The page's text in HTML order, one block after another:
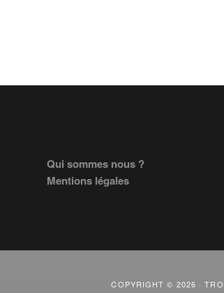
FooterQui sommes nous ?
Mentions légales
COPYRIGHT © 2026 ·